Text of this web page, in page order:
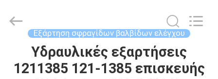
ΣΠΊΤΙ
Trade
Εξάρτηση σφραγίδων βαλβίδων ελέγχου
Υδραυλικές εξαρτήσεις
1211385 121-1385 επισκευής